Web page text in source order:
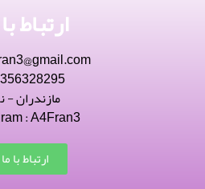
ارتباط
مازندران -
: A4Fran3
ارتباط با ما